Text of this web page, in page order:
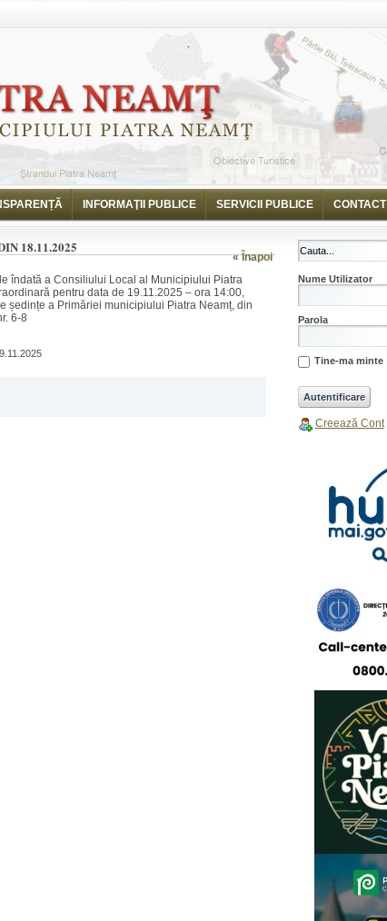
INFORMAŢII PUBLICE SERVICII PUBLICE CONTACT
« Înapoi
18.11.2025
îndată a Consiliului Local al Municipiului Piatra
pentru data de 19.11.2025 – ora 14:00,
ședințe a Primăriei municipiului Piatra Neamț, din
6-8
Nume Utilizator
Parola
Tine-ma minte
Creează Cont